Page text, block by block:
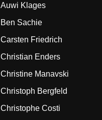
Auwi Klages
Ben Sachie
Carsten Friedrich
Christian Enders
Christine Manavski
Christoph Bergfeld
Christophe Costi